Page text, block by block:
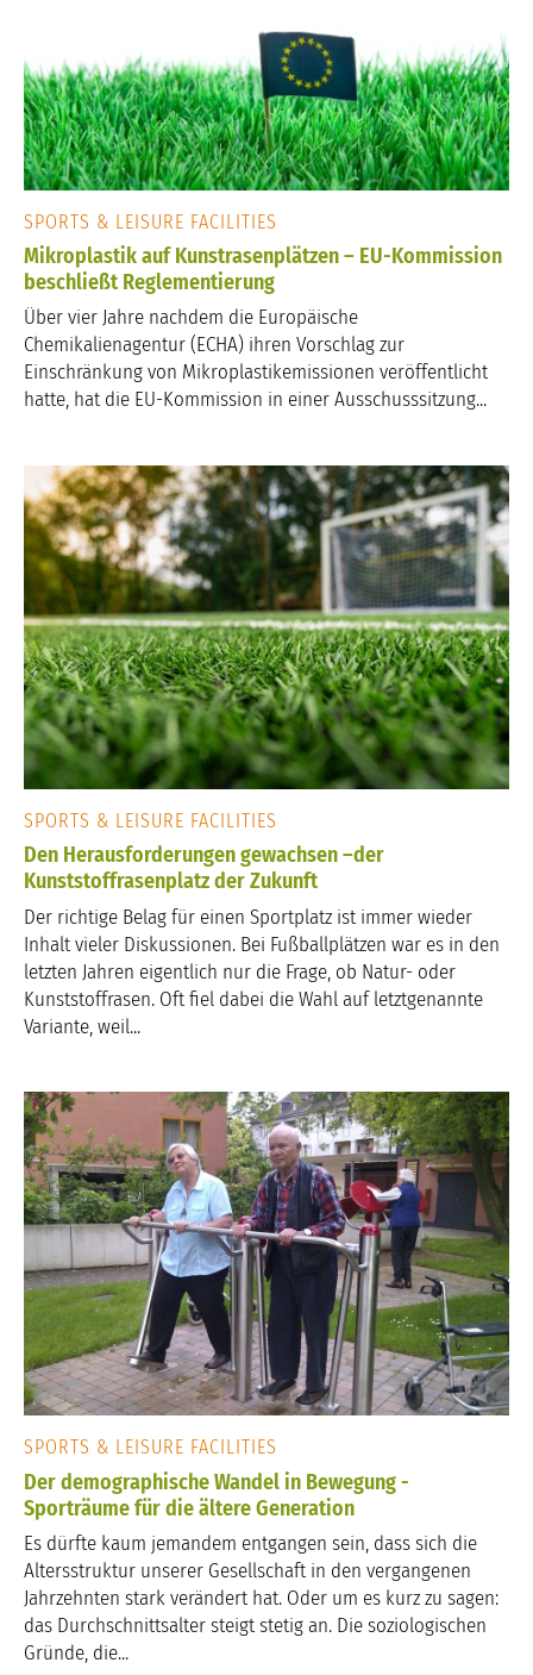
SPORTS & LEISURE FACILITIES
Mikroplastik auf Kunstrasenplätzen – EU-Kommission
beschließt Reglementierung
Über vier Jahre nachdem die Europäische
Chemikalienagentur (ECHA) ihren Vorschlag zur
Einschränkung von Mikroplastikemissionen veröffentlicht
hatte, hat die EU-Kommission in einer Ausschusssitzung...
SPORTS & LEISURE FACILITIES
Den Herausforderungen gewachsen –der
Kunststoffrasenplatz der Zukunft
Der richtige Belag für einen Sportplatz ist immer wieder
Inhalt vieler Diskussionen. Bei Fußballplätzen war es in den
letzten Jahren eigentlich nur die Frage, ob Natur- oder
Kunststoffrasen. Oft fiel dabei die Wahl auf letztgenannte
Variante, weil...
SPORTS & LEISURE FACILITIES
Der demographische Wandel in Bewegung -
Sporträume für die ältere Generation
Es dürfte kaum jemandem entgangen sein, dass sich die
Altersstruktur unserer Gesellschaft in den vergangenen
Jahrzehnten stark verändert hat. Oder um es kurz zu sagen:
das Durchschnittsalter steigt stetig an. Die soziologischen
Gründe, die...